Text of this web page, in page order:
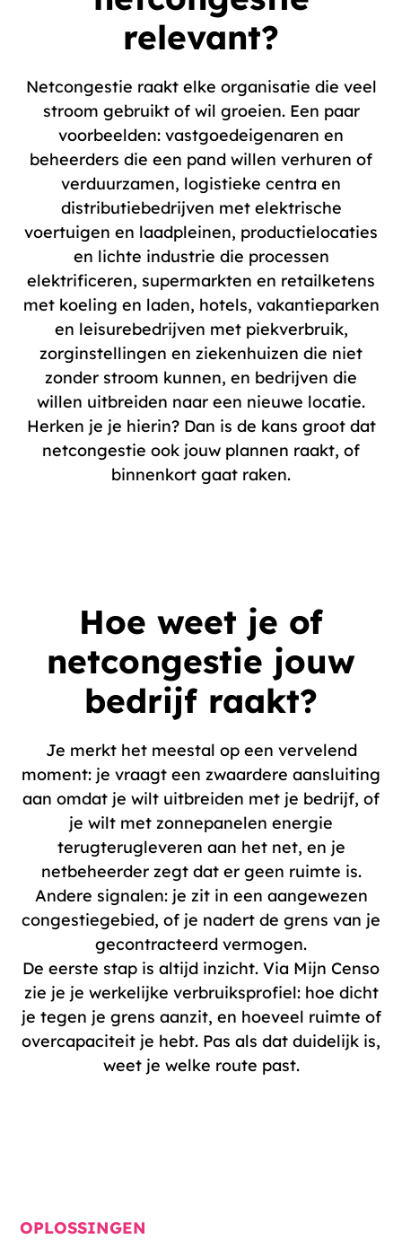
relevant?
Netcongestie raakt elke organisatie die veel
stroom gebruikt of wil groeien. Een paar
voorbeelden: vastgoedeigenaren en
beheerders die een pand willen verhuren of
verduurzamen, logistieke centra en
distributiebedrijven met elektrische
voertuigen en laadpleinen, productielocaties
en lichte industrie die processen
elektrificeren, supermarkten en retailketens
met koeling en laden, hotels, vakantieparken
en leisurebedrijven met piekverbruik,
zorginstellingen en ziekenhuizen die niet
zonder stroom kunnen, en bedrijven die
willen uitbreiden naar een nieuwe locatie.
Herken je je hierin? Dan is de kans groot dat
netcongestie ook jouw plannen raakt, of
binnenkort gaat raken.
Hoe weet je of
netcongestie jouw
bedrijf raakt?
Je merkt het meestal op een vervelend
moment: je vraagt een zwaardere aansluiting
aan omdat je wilt uitbreiden met je bedrijf, of
je wilt met zonnepanelen energie
terugterugleveren aan het net, en je
netbeheerder zegt dat er geen ruimte is.
Andere signalen: je zit in een aangewezen
congestiegebied, of je nadert de grens van je
gecontracteerd vermogen.
De eerste stap is altijd inzicht. Via Mijn Censo
zie je je werkelijke verbruiksprofiel: hoe dicht
je tegen je grens aanzit, en hoeveel ruimte of
overcapaciteit je hebt. Pas als dat duidelijk is,
weet je welke route past.
OPLOSSINGEN